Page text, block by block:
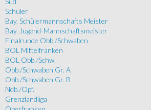
Schüler
Bay. Schülermannschafts Meister
Bay. Jugend-Mannschaftsmeister
Finalrunde Obb./Schwaben
BOL Mittelfranken
BOL Obb./Schw.
Obb./Schwaben Gr. A
Obb./Schwaben Gr. B
Ndb./Opf.
Grenzlandliga